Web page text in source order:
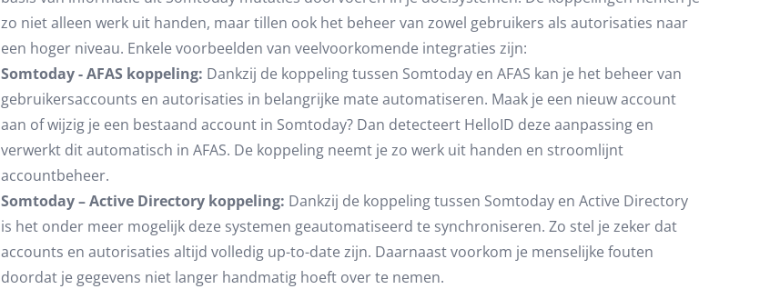
zo niet alleen werk uit handen, maar tillen ook het beheer van zowel gebruikers als autorisaties naar
een hoger niveau. Enkele voorbeelden van veelvoorkomende integraties zijn:
Somtoday - AFAS koppeling: Dankzij de koppeling tussen Somtoday en AFAS kan je het beheer van
gebruikersaccounts en autorisaties in belangrijke mate automatiseren. Maak je een nieuw account
aan of wijzig je een bestaand account in Somtoday? Dan detecteert HelloID deze aanpassing en
verwerkt dit automatisch in AFAS. De koppeling neemt je zo werk uit handen en stroomlijnt
accountbeheer.
Somtoday – Active Directory koppeling: Dankzij de koppeling tussen Somtoday en Active Directory
is het onder meer mogelijk deze systemen geautomatiseerd te synchroniseren. Zo stel je zeker dat
accounts en autorisaties altijd volledig up-to-date zijn. Daarnaast voorkom je menselijke fouten
doordat je gegevens niet langer handmatig hoeft over te nemen.